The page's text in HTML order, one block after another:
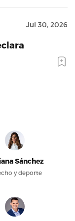
Jul 30, 2026
Sánchez
y deporte